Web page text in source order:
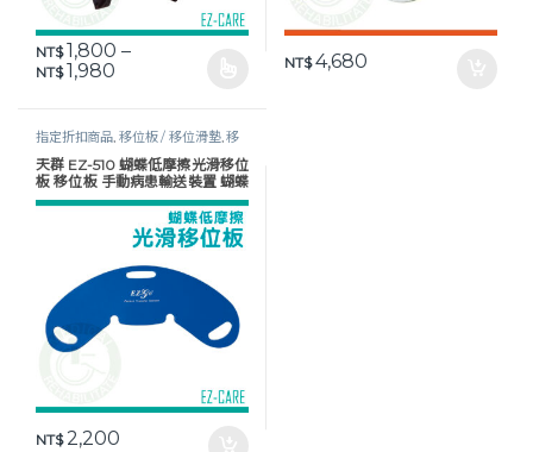
NT$1,800 –
NT$1,980價格範圍：NT$ 1,800 到 NT$ 1,980
此產品有多種款式。 可在產品頁面選擇選項
NT$4,680
指定折扣商品, 移位板 / 移位滑墊,移
位輔具,行動輔具
天群 EZ-510 蝴蝶低摩擦光滑移位
板 移位板 手動病患輸送裝置 蝴蝶
板 輪椅移位板
NT$2,200